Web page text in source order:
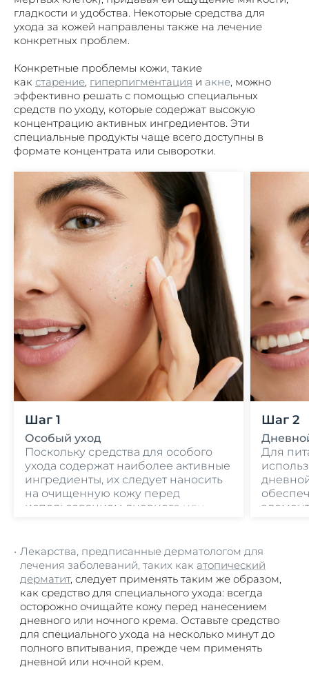
гладкости и удобства. Некоторые средства для
ухода за кожей направлены также на лечение
конкретных проблем.
Конкретные проблемы кожи, такие
как старение, гиперпигментация и акне, можно
эффективно решать с помощью специальных
средств по уходу, которые содержат высокую
концентрацию активных ингредиентов. Эти
специальные продукты чаще всего доступны в
формате концентрата или сыворотки.
Шаг 1
Особый уход
Поскольку средства для особого
ухода содержат наиболее активные
ингредиенты, их следует наносить
на очищенную кожу перед
использованием дневного или
в кожу.
Шаг 2
Для
Лекарства, предписанные дерматологом для
лечения заболеваний, таких как атопический
дерматит, следует применять таким же образом,
как средство для специального ухода: всегда
осторожно очищайте кожу перед нанесением
дневного или ночного крема. Оставьте средство
для специального ухода на несколько минут до
полного впитывания, прежде чем применять
дневной или ночной крем.